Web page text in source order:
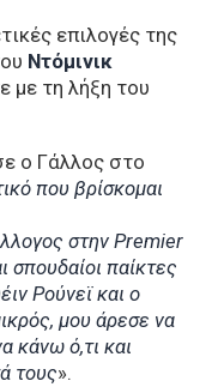
επιλογές της
Ντόμινικ
με τη λήξη του
ο Γάλλος στο
που βρίσκομαι
στην Premier
σπουδαίοι παίκτες
Ρούνεϊ και ο
μου άρεσε να
κάνω ό,τι και
τους».